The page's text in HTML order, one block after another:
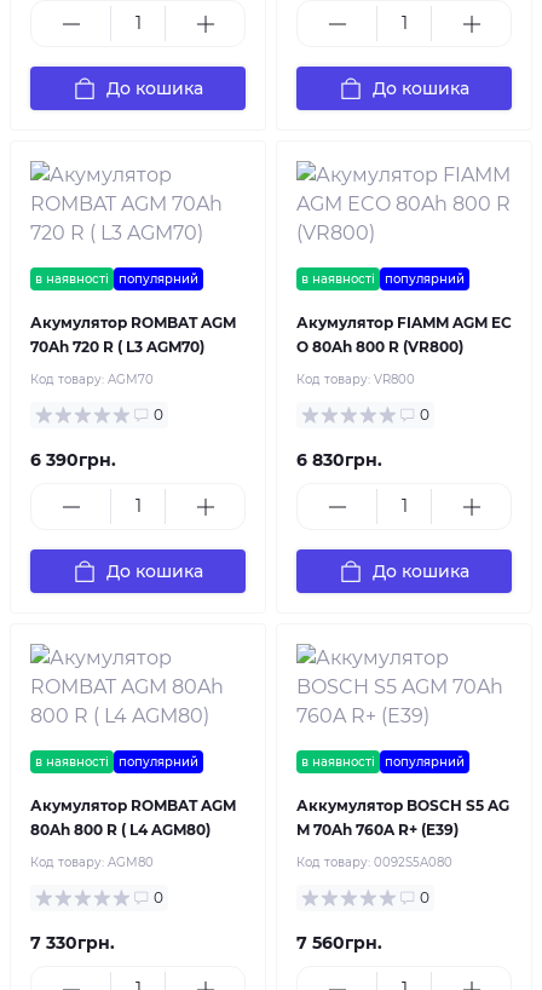
До кошика До кошика
в наявності популярний
Акумулятор ROMBAT AGM
70Ah 720 R ( L3 AGM70)
Код товару: AGM70
0
6 390грн.
До кошика
в наявності популярний
Акумулятор FIAMM AGM EC
O 80Ah 800 R (VR800)
Код товару: VR800
0
6 830грн.
До кошика
в наявності популярний
Акумулятор ROMBAT AGM
80Ah 800 R ( L4 AGM80)
Код товару: AGM80
0
7 330грн.
в наявності популярний
Аккумулятор BOSCH S5 AG
M 70Ah 760A R+ (E39)
Код товару: 0092S5A080
0
7 560грн.